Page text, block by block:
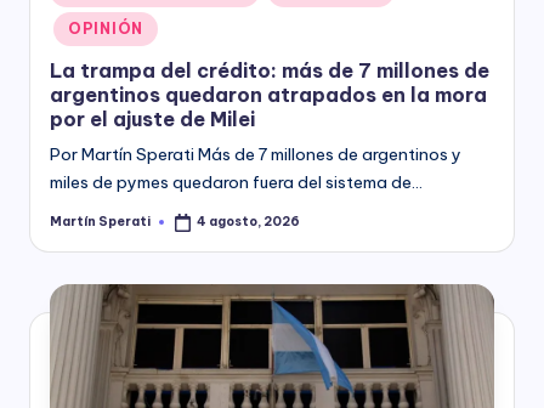
in
OPINIÓN
La trampa del crédito: más de 7 millones de
argentinos quedaron atrapados en la mora
por el ajuste de Milei
Por Martín Sperati Más de 7 millones de argentinos y
miles de pymes quedaron fuera del sistema de…
Posted
Martín Sperati 4 agosto, 2026